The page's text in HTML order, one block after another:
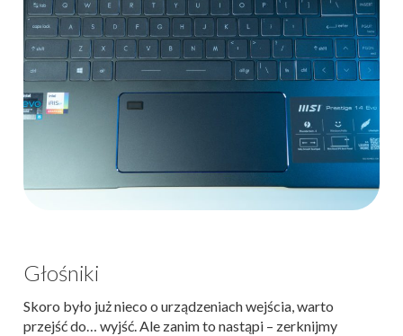
Głośniki
Skoro było już nieco o urządzeniach wejścia, warto
przejść do… wyjść. Ale zanim to nastąpi – zerknijmy